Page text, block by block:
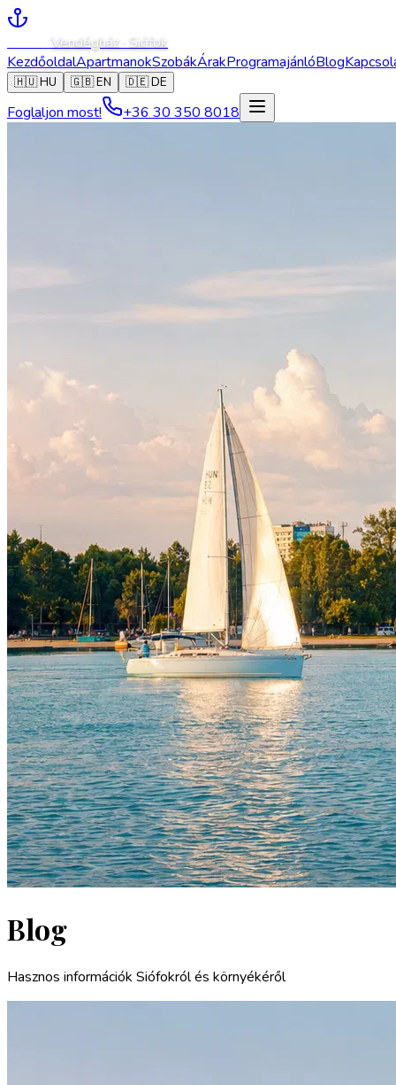
Vendégház · Siófok
KezdőoldalApartmanokSzobákÁrakProgramajánlóBlog
🇭🇺HU 🇬🇧EN 🇩🇪DE
Foglaljon most! +36 30 350 8018
Blog
Hasznos információk Siófokról és környékéről